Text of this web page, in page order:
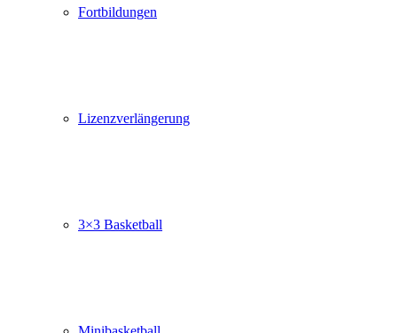
Fortbildungen
Lizenzverlängerung
3×3 Basketball